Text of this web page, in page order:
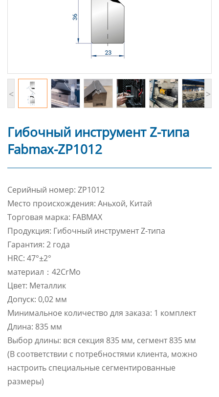
< >
Гибочный инструмент Z-типа
Fabmax-ZP1012
Cерийный номер: ZP1012
Место происхождения: Аньхой, Китай
Торговая марка: FABMAX
Продукция: Гибочный инструмент Z-типа
Гарантия: 2 года
HRC: 47°±2°
материал：42CrMo
Цвет: Металлик
Допуск: 0,02 мм
Минимальное количество для заказа: 1 комплект
Длина: 835 мм
Выбор длины: вся секция 835 мм, сегмент 835 мм
(В соответствии с потребностями клиента, можно
настроить специальные сегментированные
размеры)